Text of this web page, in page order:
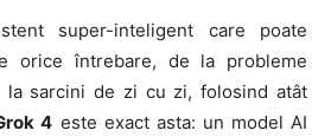
super-inteligent care poate
orice întrebare, de la probleme
la sarcini de zi cu zi, folosind atât
4 este exact asta: un model AI